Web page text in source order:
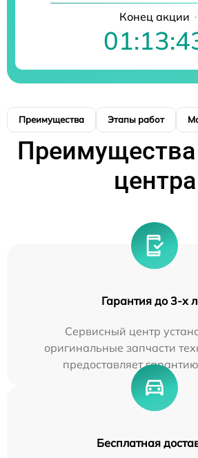
Конец акции
Преимущества Этапы работ
Преимущества
центра
Гарантия до 3-х
Сервисный центр
оригинальные запчасти
предоставляет
Бесплатная